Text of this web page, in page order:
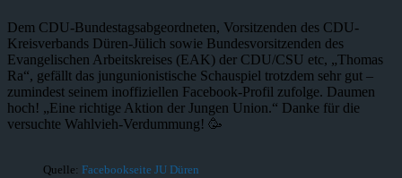
Dem CDU-Bundestagsabgeordneten, Vorsitzenden des CDU-
Kreisverbands Düren-Jülich sowie Bundesvorsitzenden des
Evangelischen Arbeitskreises (EAK) der CDU/CSU etc, „Thomas
Ra“, gefällt das jungunionistische Schauspiel trotzdem sehr gut –
zumindest seinem inoffiziellen Facebook-Profil zufolge. Daumen
hoch! „Eine richtige Aktion der Jungen Union.“ Danke für die
versuchte Wahlvieh-Verdummung! 🥳
Quelle: Facebookseite JU Düren